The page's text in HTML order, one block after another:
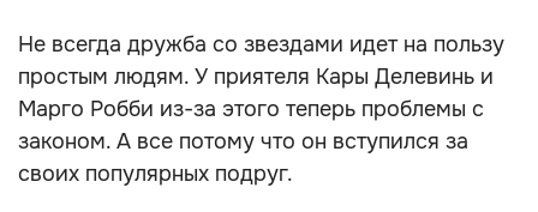
Не всегда дружба со звездами идет на пользу
простым людям. У приятеля Кары Делевинь и
Марго Робби из-за этого теперь проблемы с
законом. А все потому что он вступился за
своих популярных подруг.